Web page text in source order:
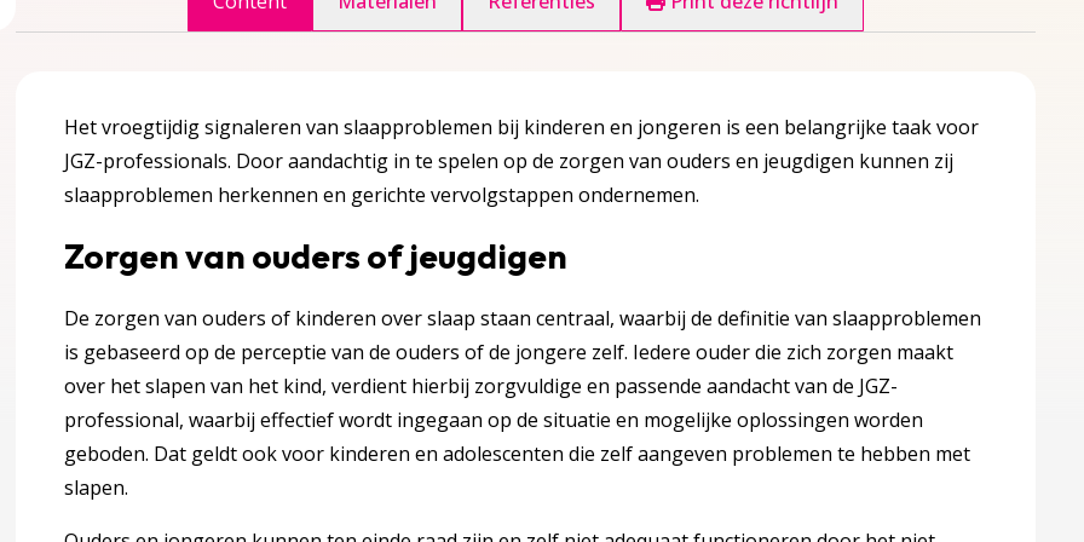
over 1 Inleiding
over 2 Kennismodule
Het vroegtijdig signaleren van slaapproblemen bij kinderen en jongeren is een belangrijke taak voor
JGZ-professionals. Door aandachtig in te spelen op de zorgen van ouders en jeugdigen kunnen zij
slaapproblemen herkennen en gerichte vervolgstappen ondernemen.
Zorgen van ouders of jeugdigen
De zorgen van ouders of kinderen over slaap staan centraal, waarbij de definitie van slaapproblemen
is gebaseerd op de perceptie van de ouders of de jongere zelf. Iedere ouder die zich zorgen maakt
over het slapen van het kind, verdient hierbij zorgvuldige en passende aandacht van de JGZ-
professional, waarbij effectief wordt ingegaan op de situatie en mogelijke oplossingen worden
geboden. Dat geldt ook voor kinderen en adolescenten die zelf aangeven problemen te hebben met
slapen.